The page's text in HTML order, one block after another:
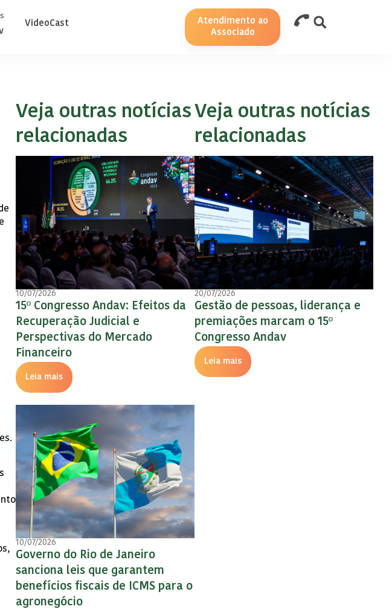
VideoCast
Atendimento ao
Associado
Veja outras notícias
relacionadas
10/07/2026
15º Congresso Andav: Efeitos da
Recuperação Judicial e
Perspectivas do Mercado
Financeiro
Leia mais
10/07/2026
Governo do Rio de Janeiro
sanciona leis que garantem
benefícios fiscais de ICMS para o
agronegócio
Veja outras notícias
relacionadas
01/07/2026
Empresários da Distribuição
discutem acesso ao Mercado em
Painel no 15° Congresso Andav
Leia mais
20/07/2026
Gestão de pessoas, liderança e
premiações marcam o 15º
Congresso Andav
Leia mais